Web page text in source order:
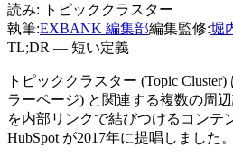
読み:
トピッククラスター
執筆:EXBANK 編集部編集監修:堀
TL;DR — 短い定義
トピッククラスター (Topic
ラーページ) と関連する複数の周
を内部リンクで結びつけるコンテ
HubSpot が2017年に提唱しました。